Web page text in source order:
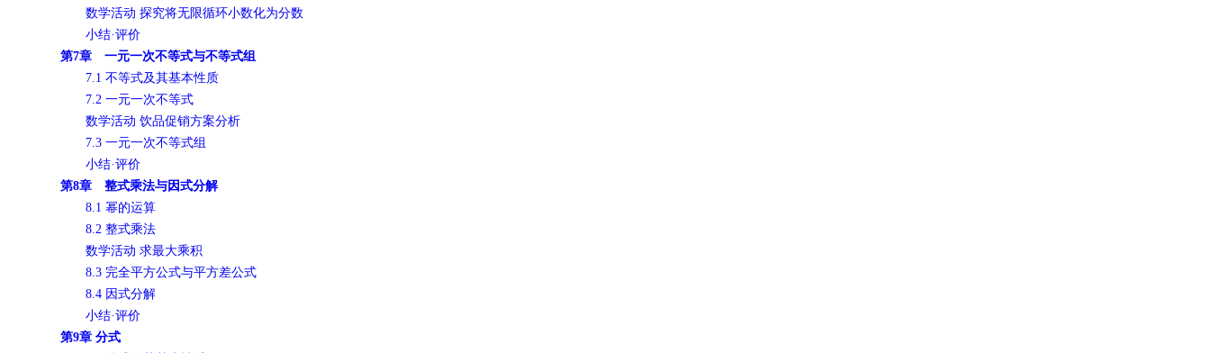
数学活动 探究将无限循环小数化为分数
小结·评价
第7章 一元一次不等式与不等式组
7.1 不等式及其基本性质
7.2 一元一次不等式
数学活动 饮品促销方案分析
7.3 一元一次不等式组
小结·评价
第8章 整式乘法与因式分解
8.1 幂的运算
8.2 整式乘法
数学活动 求最大乘积
8.3 完全平方公式与平方差公式
8.4 因式分解
小结·评价
第9章 分式